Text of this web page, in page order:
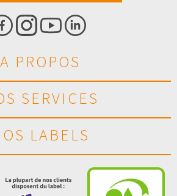
A PROPOS
SERVICES
LABELS